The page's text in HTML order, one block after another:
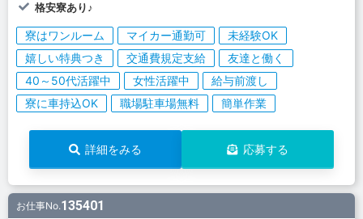
格安寮あり♪
寮はワンルーム マイカー通勤可
未経験OK
嬉しい特典つき
交通費規定支給
友達と働く
40～50代活躍中
女性活躍中
給与前渡し
寮に車持込OK
職場駐車場無料 簡単作業
詳細をみる 応募する
お仕事No.135401